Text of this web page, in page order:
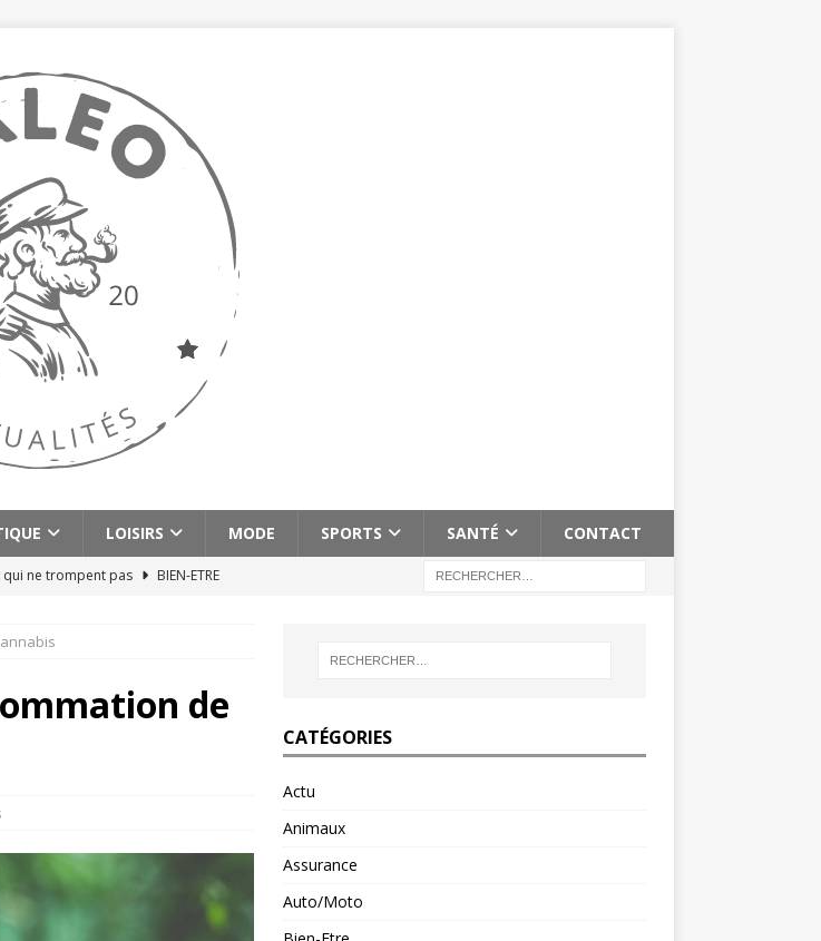
LOISIRS MODE SPORTS SANTÉ CONTACT
qui ne trompent pas
BIEN-ETRE
: conseils pratiques et astuces
serré : astuces et conseils
de
CATÉGORIES
Actu
Animaux
Assurance
Auto/Moto